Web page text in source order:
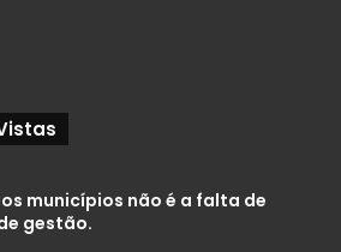
municípios não é a falta de
gestão.